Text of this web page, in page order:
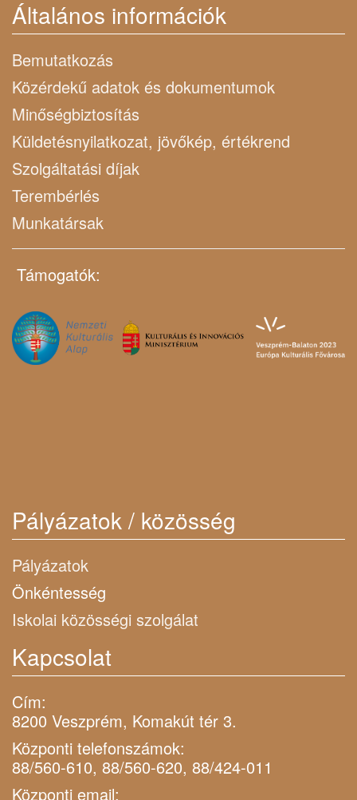
Általános információk
Bemutatkozás
Közérdekű adatok és dokumentumok
Minőségbiztosítás
Küldetésnyilatkozat, jövőkép, értékrend
Szolgáltatási díjak
Terembérlés
Munkatársak
Támogatók:
Pályázatok / közösség
Pályázatok
Önkéntesség
Iskolai közösségi szolgálat
Kapcsolat
Cím:
8200 Veszprém, Komakút tér 3.
Központi telefonszámok:
88/560-610, 88/560-620, 88/424-011
Központi email: